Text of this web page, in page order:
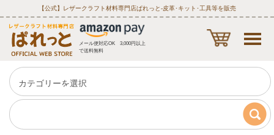
【公式】レザークラフト材料専門店ぱれっと‐皮革･キット･工具等を販売
メール便対応OK 3,000円以上
で送料無料